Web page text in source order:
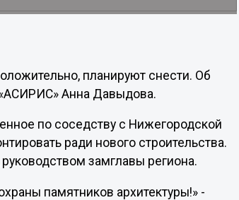
планируют снести. Об
Анна Давыдова.
по соседству с Нижегородской
ради нового строительства.
замглавы региона.
памятников архитектуры!» -